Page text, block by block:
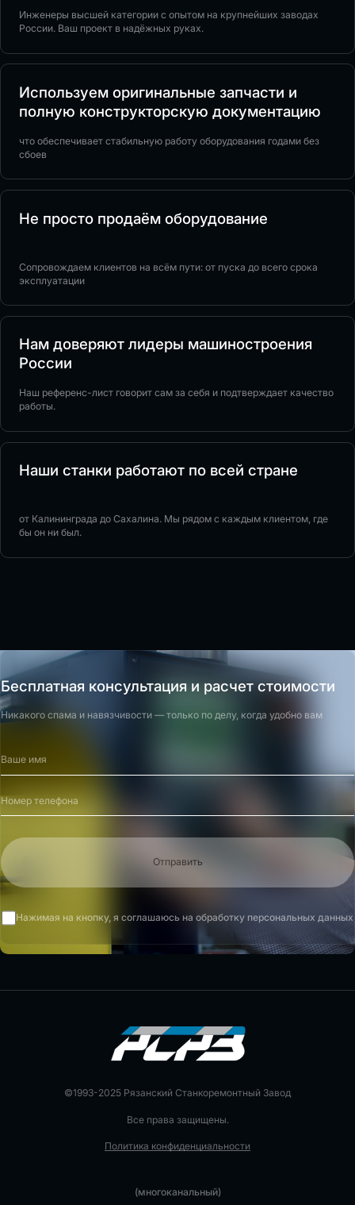
Инженеры высшей категории с опытом на крупнейших заводах
России. Ваш проект в надёжных руках.
Используем оригинальные запчасти и
полную конструкторскую документацию
что обеспечивает стабильную работу оборудования годами без
сбоев
Не просто продаём оборудование
Сопровождаем клиентов на всём пути: от пуска до всего срока
эксплуатации
Нам доверяют лидеры машиностроения
России
Наш референс-лист говорит сам за себя и подтверждает качество
работы.
Наши станки работают по всей стране
от Калининграда до Сахалина. Мы рядом с каждым клиентом, где
бы он ни был.
Бесплатная консультация и расчет стоимости
Никакого спама и навязчивости — только по делу, когда удобно вам
Отправить
Нажимая на кнопку, я соглашаюсь на обработку персональных данных
©1993-2025 Рязанский Станкоремонтный Завод
Все права защищены.
Политика конфиденциальности
(многоканальный)